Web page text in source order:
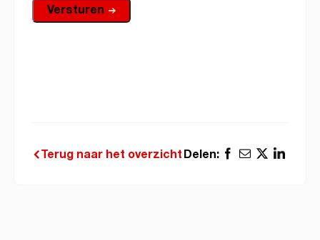
Versturen
Terug naar het overzichtDelen: